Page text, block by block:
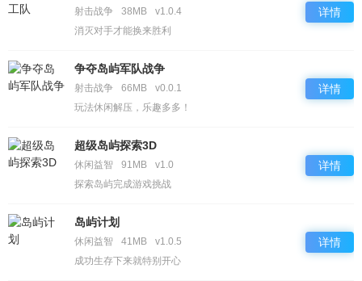
射击战争 38MB
v1.0.4
消灭对手才能换来胜利
详情
争夺岛屿军队战争
射击战争 66MB
v0.0.1
玩法休闲解压，乐趣多多！
详情
超级岛屿探索3D
休闲益智 91MB
v1.0
探索岛屿完成游戏挑战
详情
岛屿计划
休闲益智 41MB
v1.0.5
成功生存下来就特别开心
详情